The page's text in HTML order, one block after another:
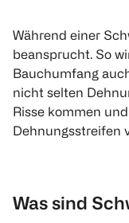
Während einer
beansprucht. So
Bauchumfang
nicht selten
Risse kommen
Dehnungsstreifen
Was sind